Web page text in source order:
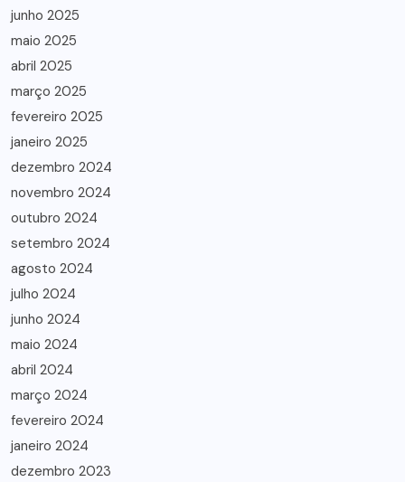
junho 2025
maio 2025
abril 2025
março 2025
fevereiro 2025
janeiro 2025
dezembro 2024
novembro 2024
outubro 2024
setembro 2024
agosto 2024
julho 2024
junho 2024
maio 2024
abril 2024
março 2024
fevereiro 2024
janeiro 2024
dezembro 2023